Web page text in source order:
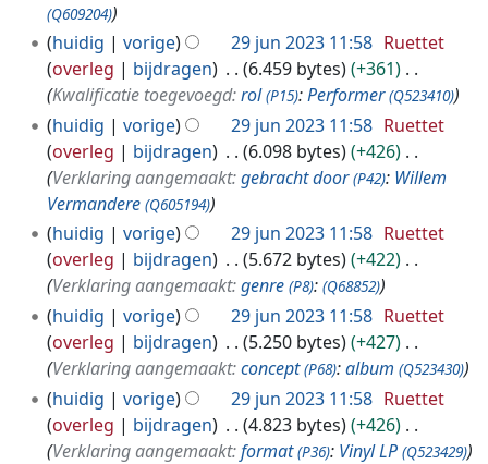
(Q609204)
huidig vorige 29 jun 2023 11:58 Ruettet
overleg
bijdragen 6.459 bytes
+361
Kwalificatie toegevoegd:rol (P15):Performer (Q523410)
huidig vorige 29 jun 2023 11:58 Ruettet
overleg
bijdragen 6.098 bytes
+426
Verklaring aangemaakt:gebracht door (P42): Willem
Vermandere (Q605194)
huidig vorige 29 jun 2023 11:58 Ruettet
overleg
bijdragen 5.672 bytes
+422
Verklaring aangemaakt:genre (P8):(Q68852)
huidig vorige 29 jun 2023 11:58 Ruettet
overleg
bijdragen 5.250 bytes
+427
Verklaring aangemaakt:concept (P68):album (Q523430)
huidig vorige 29 jun 2023 11:58 Ruettet
overleg
bijdragen 4.823 bytes
+426
Verklaring aangemaakt:format (P36): Vinyl LP (Q523429)